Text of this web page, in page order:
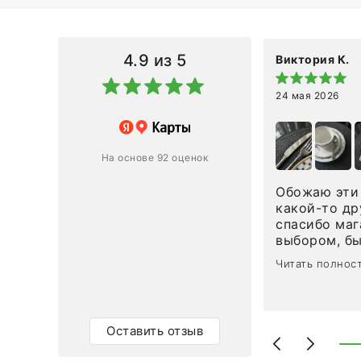
4.9 из 5
На основе 92 оценок
Оставить отзыв
магазину за оперативную
приехал ко мне целым и
Виктория К.
24 мая 2026
Обожаю эти
какой-то
спасибо
выбором,
сервисом.
чайные
доставили
торжеству.
Читать